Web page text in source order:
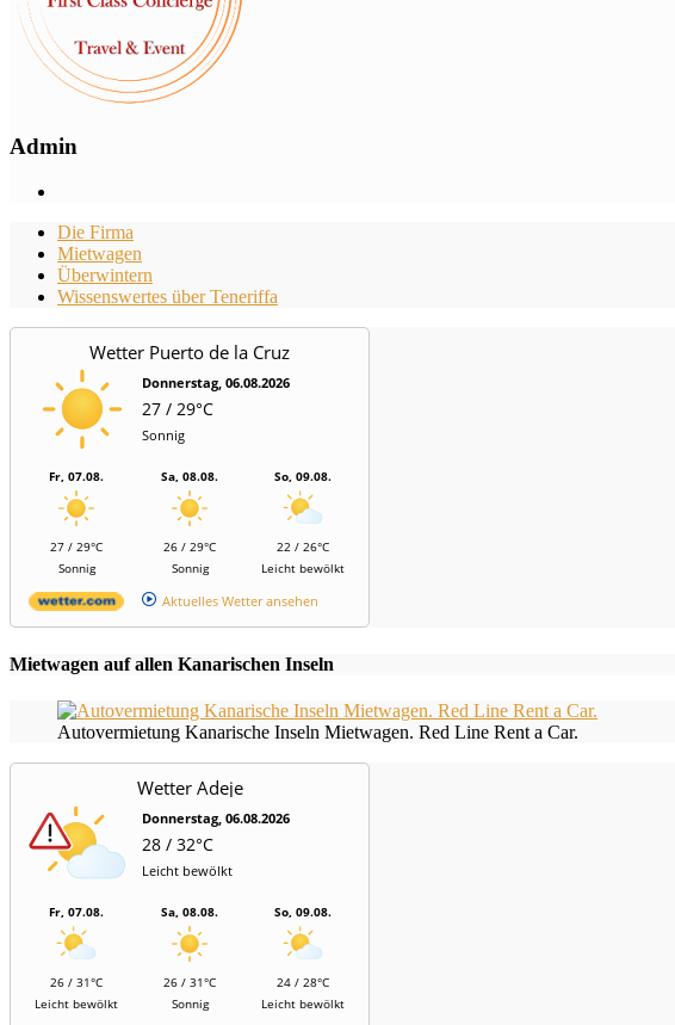
Admin
Die Firma
Mietwagen
Überwintern
Wissenswertes über Teneriffa
Wetter Puerto de la Cruz
Donnerstag, 06.08.2026
27 / 29°C
Sonnig
Fr, 07.08.
27 / 29°C
Sonnig
Sa, 08.08.
26 / 29°C
Sonnig
So, 09.08.
22 / 26°C
Leicht bewölkt
Aktuelles Wetter ansehen
Mietwagen auf allen Kanarischen Inseln
Autovermietung Kanarische Inseln Mietwagen. Red Line Rent a Car.
Wetter Adeje
Donnerstag, 06.08.2026
28 / 32°C
Leicht bewölkt
Fr, 07.08.
26 / 31°C
Leicht bewölkt
Sa, 08.08.
26 / 31°C
Sonnig
So, 09.08.
24 / 28°C
Leicht bewölkt